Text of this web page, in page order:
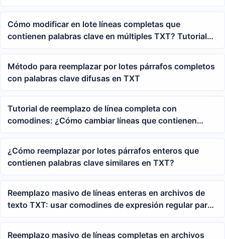
Cómo modificar en lote líneas completas que
contienen palabras clave en múltiples TXT? Tutorial
de reemplazo con comodines regex
Método para reemplazar por lotes párrafos completos
con palabras clave difusas en TXT
Tutorial de reemplazo de línea completa con
comodines: ¿Cómo cambiar líneas que contienen
años en múltiples archivos de texto por un contenido
especificado?
¿Cómo reemplazar por lotes párrafos enteros que
contienen palabras clave similares en TXT?
Reemplazo masivo de líneas enteras en archivos de
texto TXT: usar comodines de expresión regular para
cambiar líneas que contienen años por nuevo
Reemplazo masivo de líneas completas en archivos